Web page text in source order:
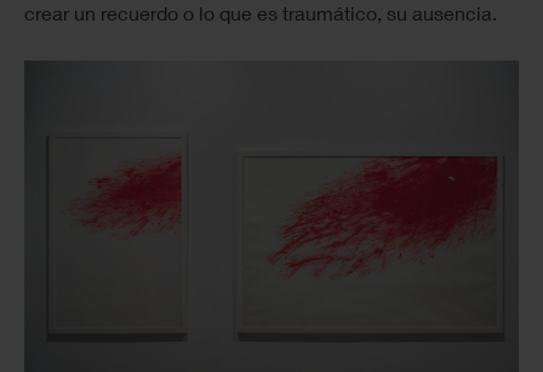
crear un recuerdo o lo que es traumático, su ausencia.